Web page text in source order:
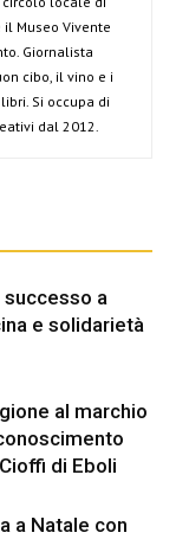
il Museo Vivente
Giornalista
cibo, il vino e i
Si occupa di
dal 2012.
successo a
e solidarietà
al marchio
di Eboli
a Natale con